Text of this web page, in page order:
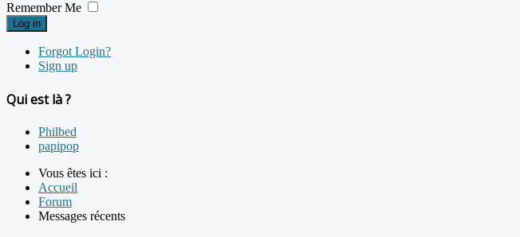
Remember Me
Log in
Forgot Login?
Sign up
Qui est là ?
Philbed
papipop
Vous êtes ici :
Accueil
Forum
Messages récents